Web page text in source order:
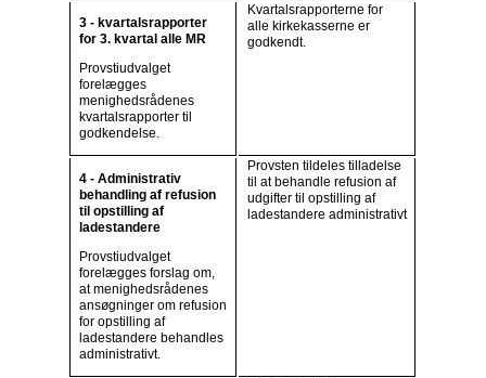
3 - kvartalsrapporter
for 3. kvartal alle MR
Provstiudvalget
forelægges
menighedsrådenes
kvartalsrapporter til
godkendelse.
Kvartalsrapporterne for
alle kirkekasserne er
godkendt.
4 - Administrativ
behandling af refusion
til opstilling af
ladestandere
Provstiudvalget
forelægges forslag om,
at menighedsrådenes
ansøgninger om refusion
for opstilling af
ladestandere behandles
administrativt.
Provsten tildeles tilladelse
til at behandle refusion af
udgifter til opstilling af
ladestandere administrativt